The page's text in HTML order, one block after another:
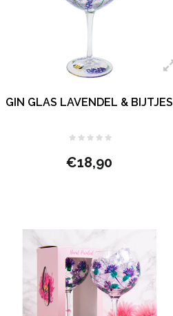
GIN GLAS LAVENDEL & BIJTJES
€18,90